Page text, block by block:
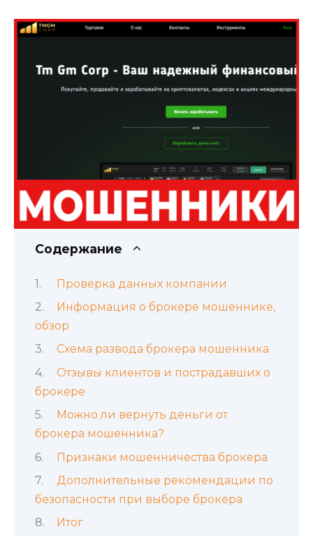
Содержание
Проверка данных компании
Информация о брокере мошеннике,
обзор
Схема развода брокера мошенника
Отзывы клиентов и пострадавших о
брокере
Можно ли вернуть деньги от
брокера мошенника?
Признаки мошенничества брокера
Дополнительные рекомендации по
безопасности при выборе брокера
Итог